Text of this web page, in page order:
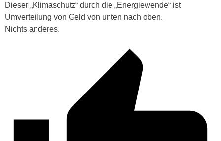
Dieser „Klimaschutz“ durch die „Energiewende“ ist
Umverteilung von Geld von unten nach oben.
Nichts anderes.